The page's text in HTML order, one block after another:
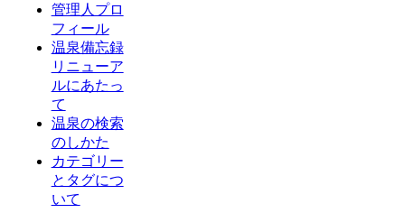
管理人プロ
フィール
温泉備忘録
リニューア
ルにあたっ
て
温泉の検索
のしかた
カテゴリー
とタグにつ
いて